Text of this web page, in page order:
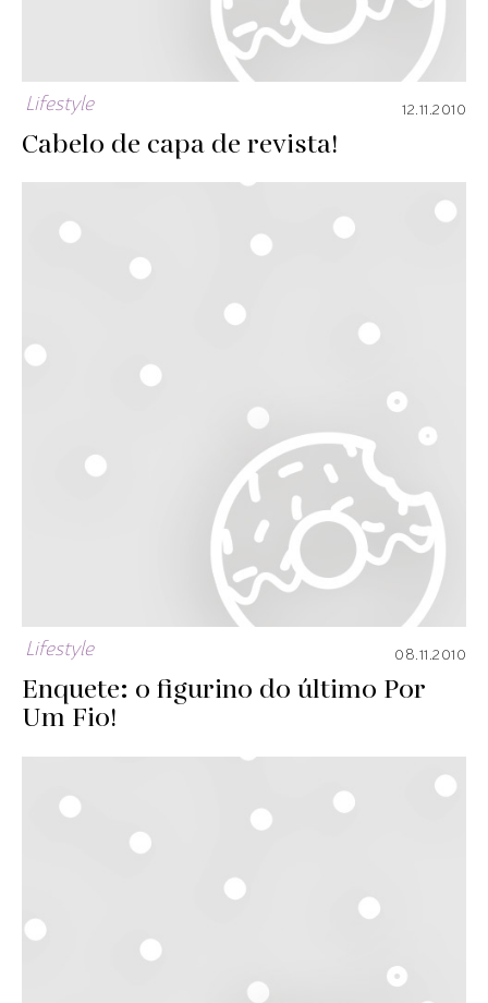
Lifestyle 12.11.2010
Cabelo de capa de revista!
Lifestyle 08.11.2010
Enquete: o figurino do último Por
Um Fio!